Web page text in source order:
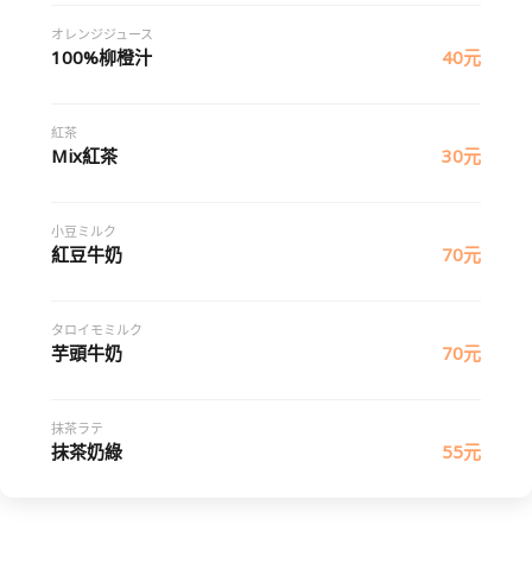
オレンジジュース
100%柳橙汁 40元
紅茶
Mix紅茶 30元
小豆ミルク
紅豆牛奶 70元
タロイモミルク
芋頭牛奶 70元
抹茶ラテ
抹茶奶綠 55元